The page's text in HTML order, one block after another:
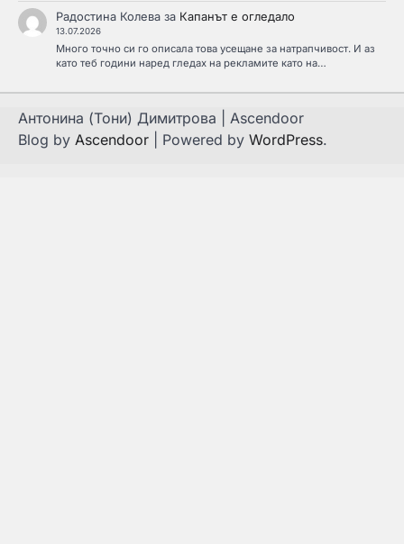
Радостина Колеваза Капанът е огледало
13.07.2026
Много точно си го описала това усещане за натрапчивост. И аз
като теб години наред гледах на рекламите като на…
Антонина (Тони) Димитрова | Ascendoor
Blog by Ascendoor | Powered by WordPress.